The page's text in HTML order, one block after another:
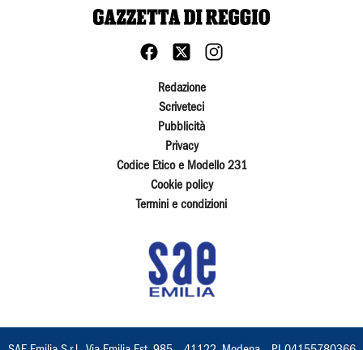
Redazione
Scriveteci
Pubblicità
Privacy
Codice Etico e Modello 231
Cookie policy
Termini e condizioni